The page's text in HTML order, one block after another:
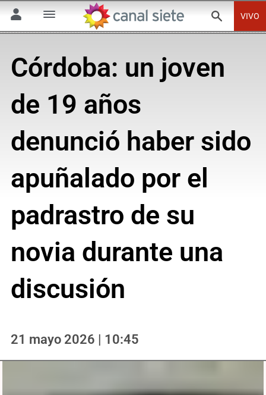
VIVO
Córdoba: un joven
de 19 años
denunció haber sido
apuñalado por el
padrastro de su
novia durante una
discusión
21 mayo 2026 | 10:45